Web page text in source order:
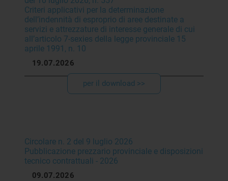
Criteri applicativi per la determinazione
dell’indennità di esproprio di aree destinate a
servizi e attrezzature di interesse generale di cui
all’articolo 7-sexies della legge provinciale 15
aprile 1991, n. 10
19.07.2026
per il download >>
Circolare n. 2 del 9 luglio 2026
Pubblicazione prezzario provinciale e disposizioni
tecnico contrattuali - 2026
09.07.2026